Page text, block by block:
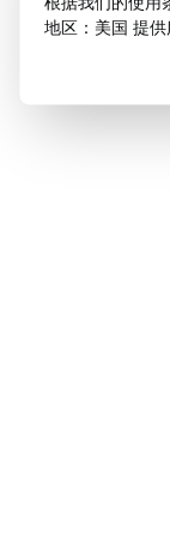
地区：美国 提供